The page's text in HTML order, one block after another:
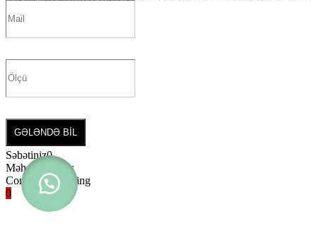
GƏLƏNDƏ BİL
Səbətiniz0
Məhsul yoxdur
Continue shopping
0